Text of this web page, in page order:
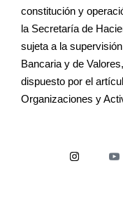
constitución y
la Secretaría de
sujeta a la
Bancaria y de
dispuesto por el
Organizaciones y